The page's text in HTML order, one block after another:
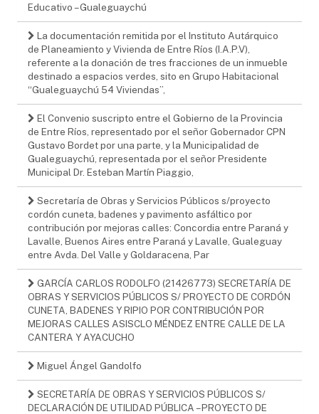
Educativo – Gualeguaychú
La documentación remitida por el Instituto Autárquico
de Planeamiento y Vivienda de Entre Ríos (I.A.P.V),
referente a la donación de tres fracciones de un inmueble
destinado a espacios verdes, sito en Grupo Habitacional
“Gualeguaychú 54 Viviendas”,
El Convenio suscripto entre el Gobierno de la Provincia
de Entre Ríos, representado por el señor Gobernador CPN
Gustavo Bordet por una parte, y la Municipalidad de
Gualeguaychú, representada por el señor Presidente
Municipal Dr. Esteban Martín Piaggio,
Secretaría de Obras y Servicios Públicos s/proyecto
cordón cuneta, badenes y pavimento asfáltico por
contribución por mejoras calles: Concordia entre Paraná y
Lavalle, Buenos Aires entre Paraná y Lavalle, Gualeguay
entre Avda. Del Valle y Goldaracena, Par
GARCÍA CARLOS RODOLFO (21426773) SECRETARÍA DE
OBRAS Y SERVICIOS PÚBLICOS S/ PROYECTO DE CORDÓN
CUNETA, BADENES Y RIPIO POR CONTRIBUCIÓN POR
MEJORAS CALLES ASISCLO MÉNDEZ ENTRE CALLE DE LA
CANTERA Y AYACUCHO
Miguel Ángel Gandolfo
SECRETARÍA DE OBRAS Y SERVICIOS PÚBLICOS S/
DECLARACIÓN DE UTILIDAD PÚBLICA – PROYECTO DE